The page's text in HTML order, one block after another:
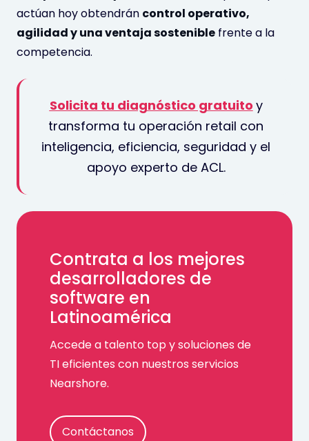
actúan hoy obtendrán control operativo,
agilidad y una ventaja sostenible frente a la
competencia.
Solicita tu diagnóstico gratuito y
transforma tu operación retail con
inteligencia, eficiencia, seguridad y el
apoyo experto de ACL.
Contrata a los mejores
desarrolladores de
software en
Latinoamérica
Accede a talento top y soluciones de
TI eficientes con nuestros servicios
Nearshore.
Contáctanos